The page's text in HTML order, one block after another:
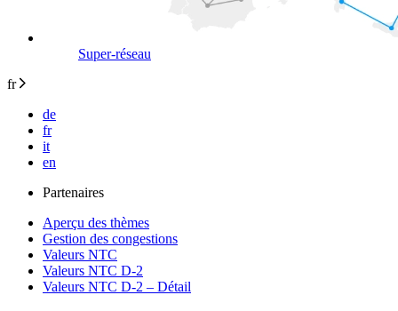
Super-réseau
fr
de
fr
it
en
Partenaires
Aperçu des thèmes
Gestion des congestions
Valeurs NTC
Valeurs NTC D-2
Valeurs NTC D-2 – Détail